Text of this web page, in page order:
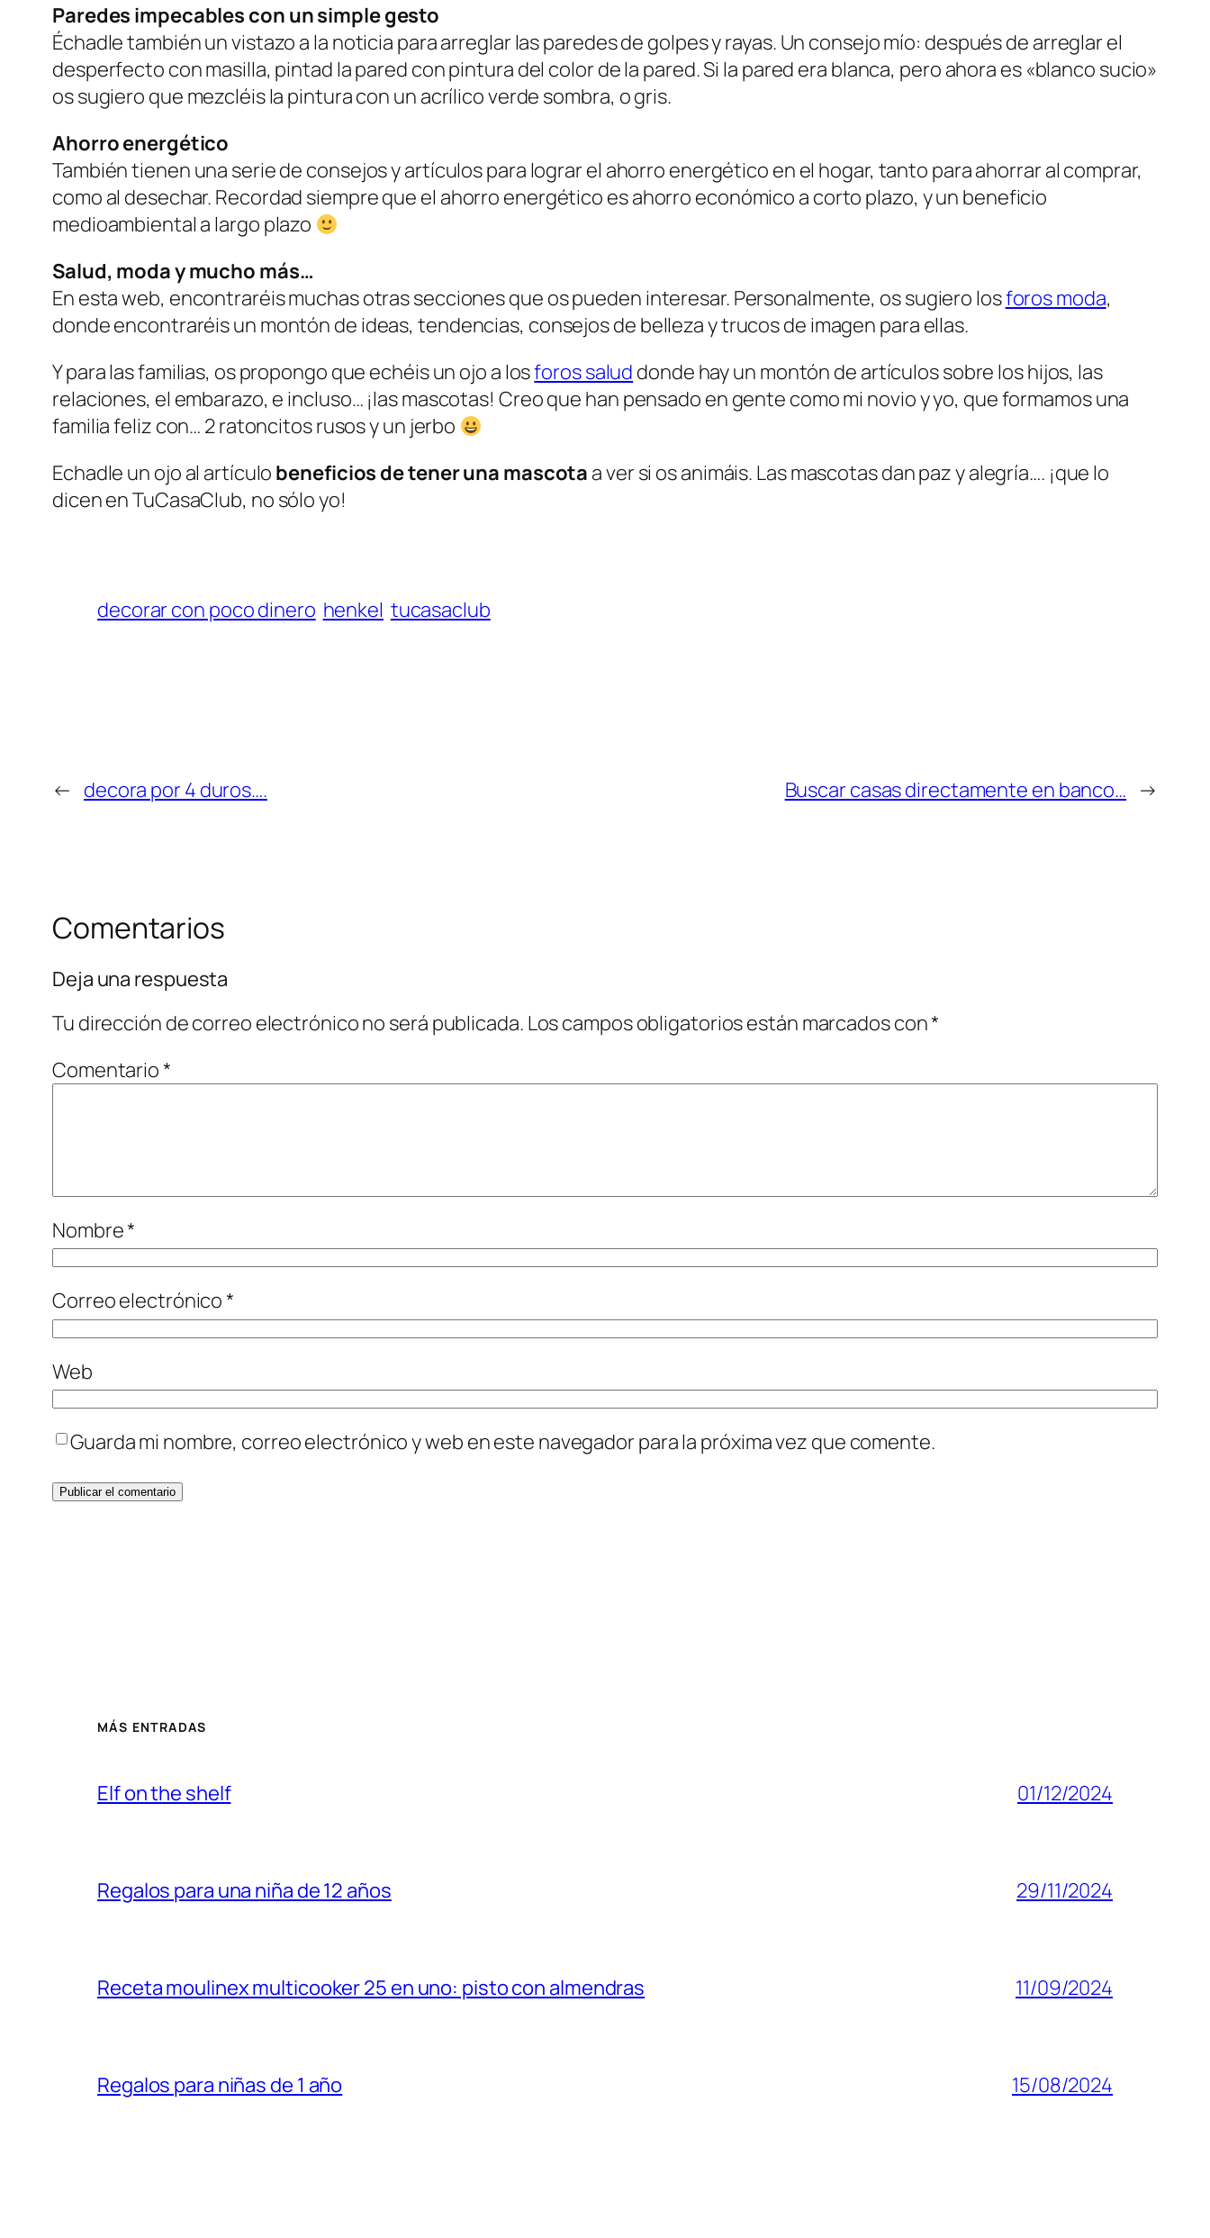
Paredes impecables con un simple gesto
Échadle también un vistazo a la noticia para arreglar las paredes de golpes y rayas. Un consejo mío: después de arreglar el
desperfecto con masilla, pintad la pared con pintura del color de la pared. Si la pared era blanca, pero ahora es «blanco sucio»
os sugiero que mezcléis la pintura con un acrílico verde sombra, o gris.
Ahorro energético
También tienen una serie de consejos y artículos para lograr el ahorro energético en el hogar, tanto para ahorrar al comprar,
como al desechar. Recordad siempre que el ahorro energético es ahorro económico a corto plazo, y un beneficio
medioambiental a largo plazo
Salud, moda y mucho más…
En esta web, encontraréis muchas otras secciones que os pueden interesar. Personalmente, os sugiero losforos moda,
donde encontraréis un montón de ideas, tendencias, consejos de belleza y trucos de imagen para ellas.
Y para las familias, os propongo que echéis un ojo a losforos salud donde hay un montón de artículos sobre los hijos, las
relaciones, el embarazo, e incluso… ¡las mascotas! Creo que han pensado en gente como mi novio y yo, que formamos una
familia feliz con… 2 ratoncitos rusos y un jerbo
Echadle un ojo al artículo beneficios de tener una mascota a ver si os animáis. Las mascotas dan paz y alegría…. ¡que lo
dicen en TuCasaClub, no sólo yo!
decorar con poco dinero henkel tucasaclub
← decora por 4 duros…. Buscar casas directamente en banco… →
Comentarios
Deja una respuesta
Tu dirección de correo electrónico no será publicada. Los campos obligatorios están marcados con*
Comentario*
Nombre*
Correo electrónico*
Web
Guarda mi nombre, correo electrónico y web en este navegador para la próxima vez que comente.
MÁS ENTRADAS
Elf on the shelf 01/12/2024
Regalos para una niña de 12 años 29/11/2024
Receta moulinex multicooker 25 en uno: pisto con almendras 11/09/2024
Regalos para niñas de 1 año 15/08/2024